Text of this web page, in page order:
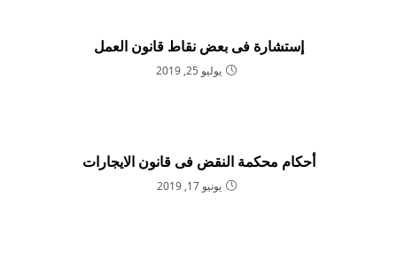
إستشارة فى بعض نقاط قانون العمل
يوليو 25, 2019
أحكام محكمة النقض فى قانون الايجارات
يونيو 17, 2019